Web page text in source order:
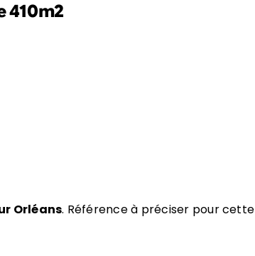
410m2
Orléans. Référence à préciser pour cette